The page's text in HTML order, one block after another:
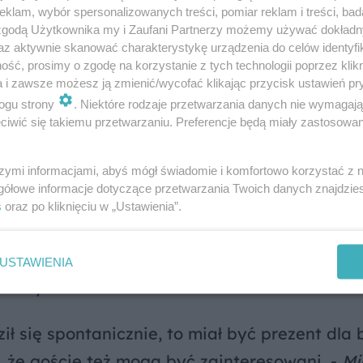
ROZWIŃ
głównie w dni weekendowe, a
zadzwonić dzień czy dwa
bo jagodowa sytuacja jest dynamiczna i
reakcje na jagodziankę gigant były
dla swoich bliskich, dostaliśmy sporo
się spontanicznie, to miał być prezent dla
wybór spersonalizowanych treści, pomiar reklam i treści,
Użytkownika my i Zaufani Partnerzy możemy używać
aktywnie skanować charakterystykę urządzenia do celów
prosimy o zgodę na korzystanie z tych technologii poprzez
i zawsze możesz ją zmienić/wycofać klikając przycisk ustawień
strony
. Niektóre rodzaje przetwarzania danych nie
się takiemu przetwarzaniu. Preferencje będą miały
informacjami, abyś mógł świadomie i komfortowo korzystać z
informacje dotyczące przetwarzania Twoich danych
oraz po kliknięciu w „Ustawienia”.
USTAWIENIA